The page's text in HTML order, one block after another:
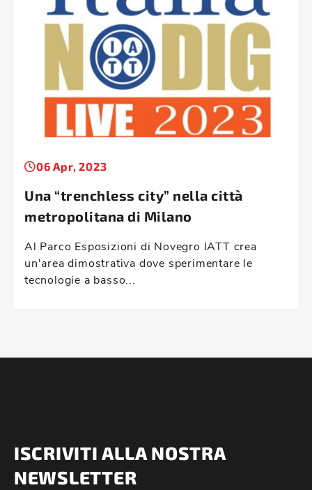
06 Apr, 2023
Una “trenchless city” nella città
metropolitana di Milano
Al Parco Esposizioni di Novegro IATT crea
un'area dimostrativa dove sperimentare le
tecnologie a basso...
ISCRIVITI ALLA NOSTRA
NEWSLETTER